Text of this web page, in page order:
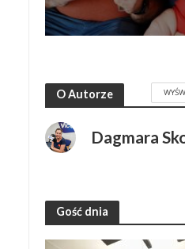
O Autorze
Dagmara
Gość dnia